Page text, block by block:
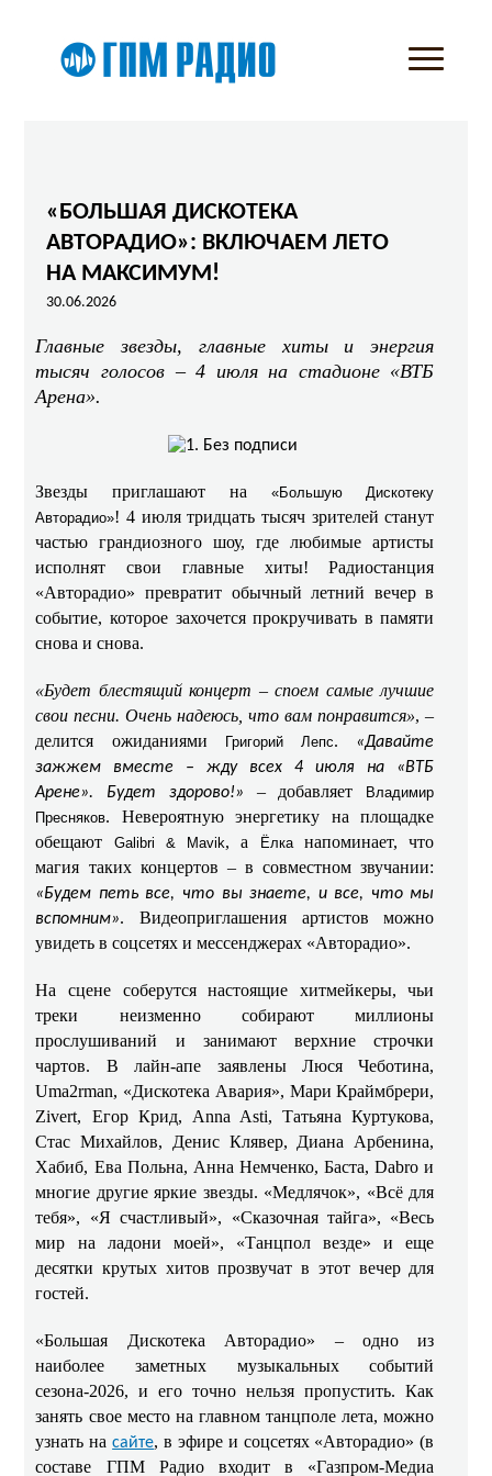
«БОЛЬШАЯ ДИСКОТЕКА
АВТОРАДИО»: ВКЛЮЧАЕМ ЛЕТО
НА МАКСИМУМ!
30.06.2026
Главные звезды, главные хиты и энергия
тысяч голосов – 4 июля на стадионе «ВТБ
Арена».
Звезды приглашают на «Большую Дискотеку
Авторадио»! 4 июля тридцать тысяч зрителей станут
частью грандиозного шоу, где любимые артисты
исполнят свои главные хиты! Радиостанция
«Авторадио» превратит обычный летний вечер в
событие, которое захочется прокручивать в памяти
снова и снова.
«Будет блестящий концерт – споем самые лучшие
свои песни. Очень надеюсь, что вам понравится», –
делится ожиданиями
Григорий Лепс. «Давайте
зажжем вместе – жду всех 4 июля на «ВТБ
Арене». Будет здорово!» – добавляет
Владимир
Пресняков. Невероятную энергетику на площадке
обещают Galibri & Mavik, а Ёлканапоминает, что
магия таких концертов – в совместном звучании:
«Будем петь все, что вы знаете, и все, что мы
вспомним». Видеоприглашения артистов можно
увидеть в соцсетях и мессенджерах «Авторадио».
На сцене соберутся настоящие хитмейкеры, чьи
треки неизменно собирают миллионы
прослушиваний и занимают верхние строчки
чартов. В лайн-апе заявлены Люся Чеботина,
Uma2rman, «Дискотека Авария», Мари Краймбрери,
Zivert, Егор Крид, Anna Asti, Татьяна Куртукова,
Стас Михайлов, Денис Клявер, Диана Арбенина,
Хабиб, Ева Польна, Анна Немченко, Баста, Dabro и
многие другие яркие звезды. «Медлячок», «Всё для
тебя», «Я счастливый», «Сказочная тайга», «Весь
мир на ладони моей», «Танцпол везде» и еще
десятки крутых хитов прозвучат в этот вечер для
гостей.
«Большая Дискотека Авторадио» – одно из
наиболее заметных музыкальных событий
сезона-2026, и его точно нельзя пропустить. Как
занять свое место на главном танцполе лета, можно
узнать насайте, в эфире и соцсетях «Авторадио» (в
составе ГПМ Радио входит в «Газпром-Медиа